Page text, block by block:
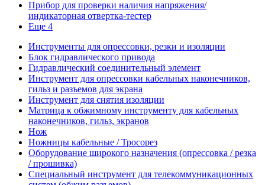
Прибор для проверки наличия напряжения/
индикаторная отвертка-тестер
Еще 4
Инструменты для опрессовки, резки и изоляции
Блок гидравлического привода
Гидравлический соединительный элемент
Инструмент для опрессовки кабельных наконечников,
гильз и разъемов для экрана
Инструмент для снятия изоляции
Матрица к обжимному инструменту для кабельных
наконечников, гильз, экранов
Нож
Ножницы кабельные / Тросорез
Оборудование широкого назначения (опрессовка / резка
/ прошивка)
Специальный инструмент для телекоммуникационных